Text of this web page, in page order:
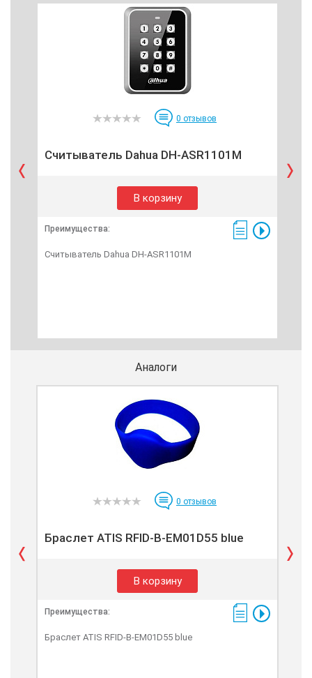
0 отзывов
Считыватель Dahua DH-ASR1101M
В корзину
Преимущества:
Считыватель Dahua DH-ASR1101M
Аналоги
0 отзывов
Браслет ATIS RFID-B-EM01D55 blue
В корзину
Преимущества:
Браслет ATIS RFID-B-EM01D55 blue